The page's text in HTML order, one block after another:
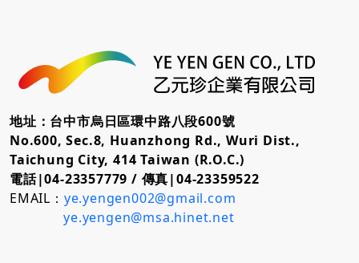
地址：台中市烏日區環中路八段600號
No.600, Sec.8, Huanzhong Rd., Wuri Dist.,
Taichung City, 414 Taiwan (R.O.C.)
電話|04-23357779 / 傳真|04-23359522
EMAIL： ye.yengen002@gmail.com
ye.yengen@msa.hinet.net